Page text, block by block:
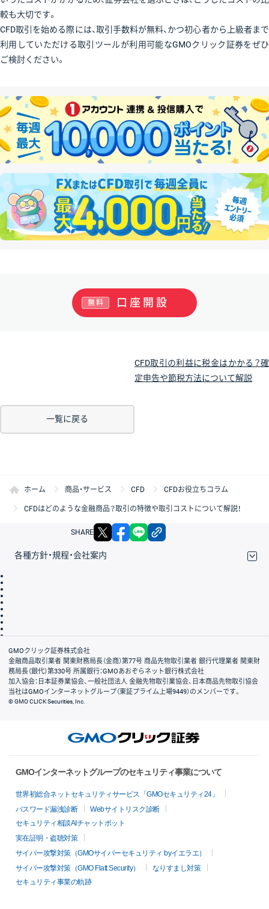
較も大切です。
CFD取引を始める際には、取引手数料が無料、かつ初心者から上級者まで
利用していただける取引ツールが利用可能なGMOクリック証券をぜひ
ご検討ください。
口座開設
無料
CFD取引の利益に税金はかかる？確
定申告や節税方法について解説
一覧に戻る
ホーム 商品・サービス CFD CFDお役立ちコラム
CFDはどのような金融商品？取引の特徴や取引コストについて解説！
SHARE X facebook
各種方針・規程・会社案内
会社案内
GMOクリック証券株式会社
金融商品取引業者 関東財務局長（金商）第77号 商品先物取引業者 銀行代理業者 関東財
務局長（銀代）第330号 所属銀行：GMOあおぞらネット銀行株式会社
加入協会：日本証券業協会、一般社団法人 金融先物取引業協会、日本商品先物取引協会
当社はGMOインターネットグループ（東証プライム上場9449）のメンバーです。
© GMO CLICK Securities, Inc.
GMOインターネットグループのセキュリティ事業について
世界初総合ネットセキュリティサービス「GMOセキュリティ24」
パスワード漏洩診断
Webサイトリスク診断
セキュリティ相談AIチャットボット
実在証明・盗聴対策
サイバー攻撃対策（GMOサイバーセキュリティ byイエラエ）
サイバー攻撃対策（GMO Flatt Security）
なりすまし対策
セキュリティ事業の軌跡